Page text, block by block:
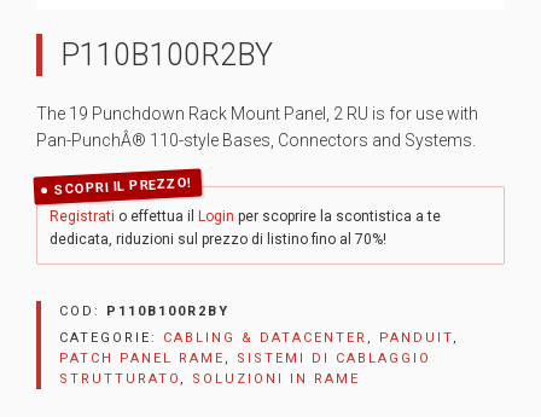
P110B100R2BY
The 19 Punchdown Rack Mount Panel, 2 RU is for use with
Pan-PunchÂ® 110-style Bases, Connectors and Systems.
SCOPRI IL PREZZO!
Registrati o effettua il Login per scoprire la scontistica a te
dedicata, riduzioni sul prezzo di listino fino al 70%!
COD:
P110B100R2BY
CATEGORIE: CABLING & DATACENTER , PANDUIT,
PATCH PANEL RAME , SISTEMI DI CABLAGGIO
STRUTTURATO , SOLUZIONI IN RAME